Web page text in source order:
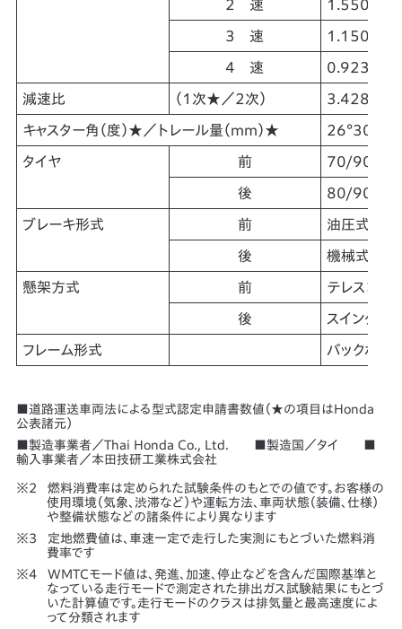
2 速 1.550
3 速 1.150
4 速 0.923
減速比 （1次★／2次） 3.428/
キャスター角（度）★／トレール量（mm）★ 26°30´/
タイヤ 前 70/90-
後 80/90-
ブレーキ形式 前 油圧式ディ
後 機械式リー
懸架方式 前 テレスコピ
後 スイングア
フレーム形式 バックボー
■道路運送車両法による型式認定申請書数値（★の項目はHonda
公表諸元）
■製造事業者／Thai Honda Co., Ltd. ■製造国／タイ ■
輸入事業者／本田技研工業株式会社
燃料消費率は定められた試験条件のもとでの値です。お客様の
使用環境（気象、渋滞など）や運転方法、車両状態（装備、仕様）
や整備状態などの諸条件により異なります
定地燃費値は、車速一定で走行した実測にもとづいた燃料消
費率です
WMTCモード値は、発進、加速、停止などを含んだ国際基準と
なっている走行モードで測定された排出ガス試験結果にもとづ
いた計算値です。走行モードのクラスは排気量と最高速度によ
って分類されます